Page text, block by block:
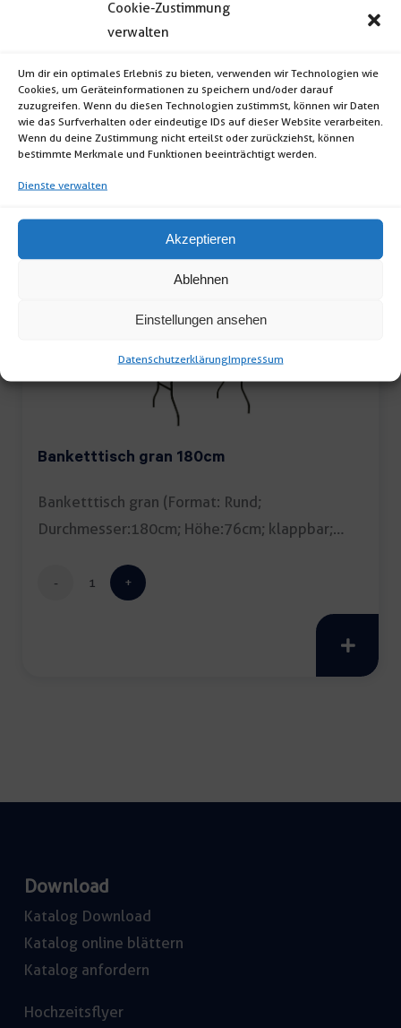
Cookie-Zustimmung
verwalten
Um dir ein optimales Erlebnis zu bieten, verwenden wir Technologien wie
Cookies, um Geräteinformationen zu speichern und/oder darauf
zuzugreifen. Wenn du diesen Technologien zustimmst, können wir Daten
wie das Surfverhalten oder eindeutige IDs auf dieser Website verarbeiten.
Wenn du deine Zustimmung nicht erteilst oder zurückziehst, können
bestimmte Merkmale und Funktionen beeinträchtigt werden.
Dienste verwalten
Akzeptieren
Ablehnen
Einstellungen ansehen
DatenschutzerklärungImpressum
Banketttischdecke cuatro (Format: Rund;
Durchmesser: 200cm; Farbe: weiß) inkl.
Reinigung […]
Banketttischdecke
Menge
Banketttisch gran 180cm
Banketttisch gran (Format: Rund;
Durchmesser:180cm; Höhe:76cm; klappbar;
Banketttisch
Download
Katalog Download
Katalog online blättern
Katalog anfordern
Hochzeitsflyer